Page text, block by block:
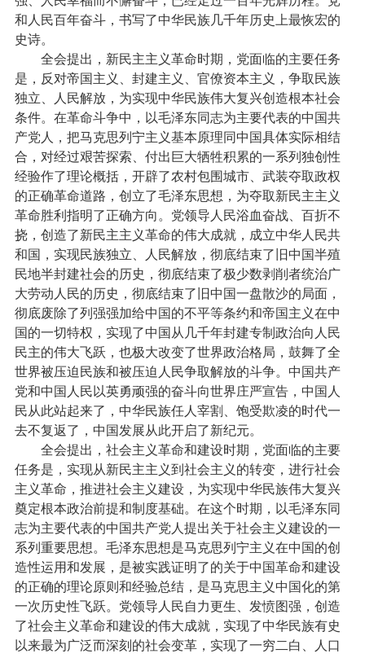
和人民百年奋斗，书写了中华民族几千年历史上最恢宏的
史诗。
全会提出，新民主主义革命时期，党面临的主要任务
是，反对帝国主义、封建主义、官僚资本主义，争取民族
独立、人民解放，为实现中华民族伟大复兴创造根本社会
条件。在革命斗争中，以毛泽东同志为主要代表的中国共
产党人，把马克思列宁主义基本原理同中国具体实际相结
合，对经过艰苦探索、付出巨大牺牲积累的一系列独创性
经验作了理论概括，开辟了农村包围城市、武装夺取政权
的正确革命道路，创立了毛泽东思想，为夺取新民主主义
革命胜利指明了正确方向。党领导人民浴血奋战、百折不
挠，创造了新民主主义革命的伟大成就，成立中华人民共
和国，实现民族独立、人民解放，彻底结束了旧中国半殖
民地半封建社会的历史，彻底结束了极少数剥削者统治广
大劳动人民的历史，彻底结束了旧中国一盘散沙的局面，
彻底废除了列强强加给中国的不平等条约和帝国主义在中
国的一切特权，实现了中国从几千年封建专制政治向人民
民主的伟大飞跃，也极大改变了世界政治格局，鼓舞了全
世界被压迫民族和被压迫人民争取解放的斗争。中国共产
党和中国人民以英勇顽强的奋斗向世界庄严宣告，中国人
民从此站起来了，中华民族任人宰割、饱受欺凌的时代一
去不复返了，中国发展从此开启了新纪元。
全会提出，社会主义革命和建设时期，党面临的主要
任务是，实现从新民主主义到社会主义的转变，进行社会
主义革命，推进社会主义建设，为实现中华民族伟大复兴
奠定根本政治前提和制度基础。在这个时期，以毛泽东同
志为主要代表的中国共产党人提出关于社会主义建设的一
系列重要思想。毛泽东思想是马克思列宁主义在中国的创
造性运用和发展，是被实践证明了的关于中国革命和建设
的正确的理论原则和经验总结，是马克思主义中国化的第
一次历史性飞跃。党领导人民自力更生、发愤图强，创造
了社会主义革命和建设的伟大成就，实现了中华民族有史
以来最为广泛而深刻的社会变革，实现了一穷二白、人口